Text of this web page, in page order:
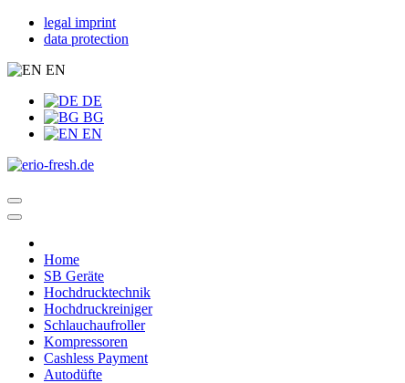
legal imprint
data protection
EN
DE
BG
EN
Home
SB Geräte
Hochdrucktechnik
Hochdruckreiniger
Schlauchaufroller
Kompressoren
Cashless Payment
Autodüfte